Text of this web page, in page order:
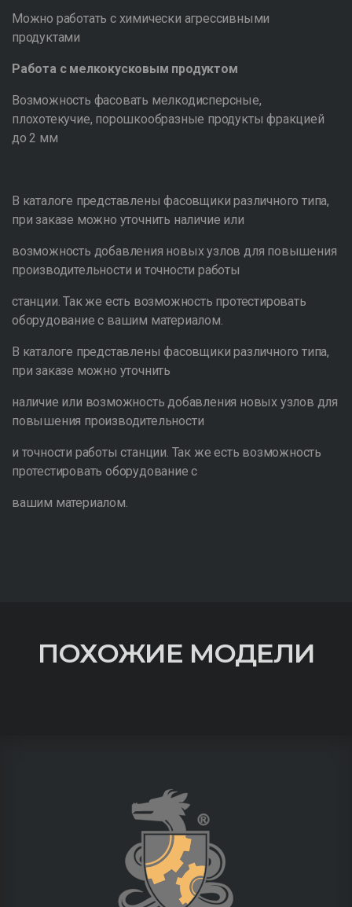
Можно работать с химически агрессивными
продуктами
Работа с мелкокусковым продуктом
Возможность фасовать мелкодисперсные,
плохотекучие, порошкообразные продукты фракцией
до 2 мм
В каталоге представлены фасовщики различного типа,
при заказе можно уточнить наличие или
возможность добавления новых узлов для повышения
производительности и точности работы
станции. Так же есть возможность протестировать
оборудование с вашим материалом.
В каталоге представлены фасовщики различного типа,
при заказе можно уточнить
наличие или возможность добавления новых узлов для
повышения производительности
и точности работы станции. Так же есть возможность
протестировать оборудование с
вашим материалом.
ПОХОЖИЕ МОДЕЛИ